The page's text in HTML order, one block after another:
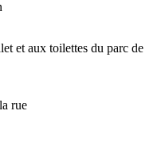
et aux toilettes du parc de
rue